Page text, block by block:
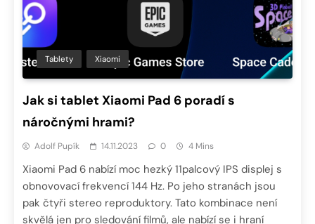
Tablety Xiaomi
Jak si tablet Xiaomi Pad 6 poradí s
náročnými hrami?
Adolf Pupík 14.11.2023 0 4 Mins
Xiaomi Pad 6 nabízí moc hezký 11palcový IPS displej s
obnovovací frekvencí 144 Hz. Po jeho stranách jsou
pak čtyři stereo reproduktory. Tato kombinace není
skvělá jen pro sledování filmů, ale nabízí se i hraní